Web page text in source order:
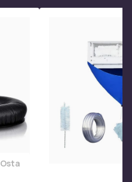
Lisää Korvatyynyt Bose QC35
Osta